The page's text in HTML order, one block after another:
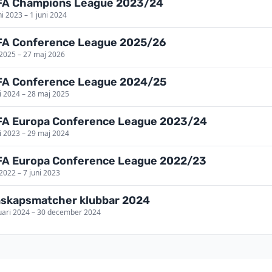
Champions League 2023/24
2023 – 1 juni 2024
Conference League 2025/26
– 27 maj 2026
Conference League 2024/25
2024 – 28 maj 2025
Europa Conference League 2023/24
2023 – 29 maj 2024
Europa Conference League 2022/23
– 7 juni 2023
klubbar 2024
2024 – 30 december 2024